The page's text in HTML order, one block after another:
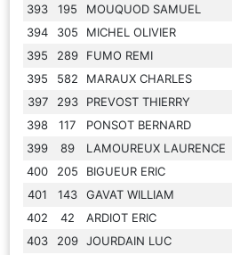
393
195 MOUQUOD SAMUEL
394
305 MICHEL OLIVIER
395
289 FUMO REMI
395
582 MARAUX CHARLES
397
293 PREVOST THIERRY
398
117 PONSOT BERNARD
399
89 LAMOUREUX LAURENCE
400
205 BIGUEUR ERIC
401
143 GAVAT WILLIAM
402
42 ARDIOT ERIC
403
209 JOURDAIN LUC